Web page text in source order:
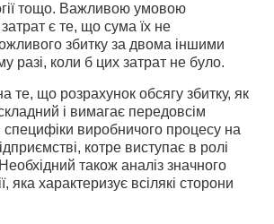
тощо. Важливою умовою
є те, що сума їх не
збитку за двома іншими
разі, коли б цих затрат не було.
те, що розрахунок обсягу збитку, як
і вимагає передовсім
специфіки виробничого процесу на
котре виступає в ролі
також аналіз значного
яка характеризує всілякі сторони